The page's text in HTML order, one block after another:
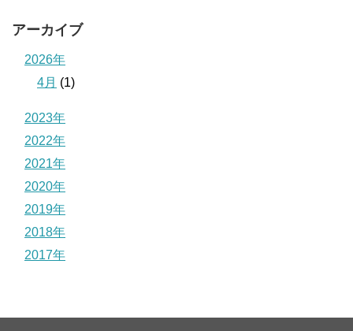
アーカイブ
2026年
4月 (1)
2023年
2022年
2021年
2020年
2019年
2018年
2017年